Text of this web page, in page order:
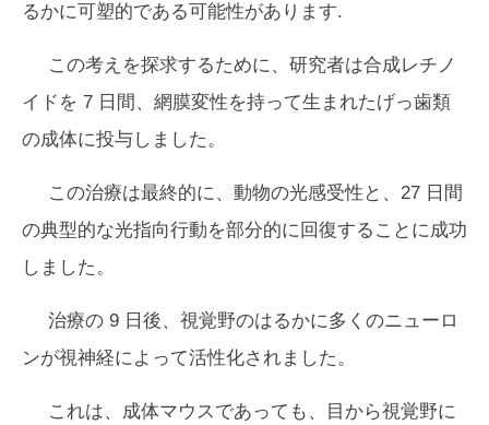
るかに可塑的である可能性があります.
この考えを探求するために、研究者は合成レチノ
イドを 7 日間、網膜変性を持って生まれたげっ歯類
の成体に投与しました。
この治療は最終的に、動物の光感受性と、27 日間
の典型的な光指向行動を部分的に回復することに成功
しました。
治療の 9 日後、視覚野のはるかに多くのニューロ
ンが視神経によって活性化されました。
これは、成体マウスであっても、目から視覚野に